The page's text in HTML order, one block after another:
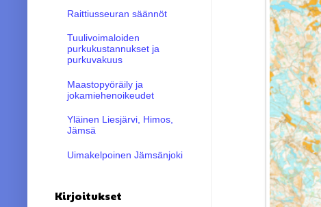
Raittiusseuran säännöt
Tuulivoimaloiden
purkukustannukset ja
purkuvakuus
Maastopyöräily ja
jokamiehenoikeudet
Yläinen Liesjärvi, Himos,
Jämsä
Uimakelpoinen Jämsänjoki
Kirjoitukset